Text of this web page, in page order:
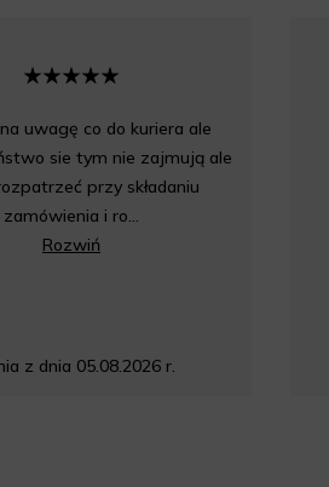
uwagę co do kuriera ale
sie tym nie zajmują ale
przy składaniu
zamówienia i ro...
Rozwiń
z dnia 05.08.2026 r.